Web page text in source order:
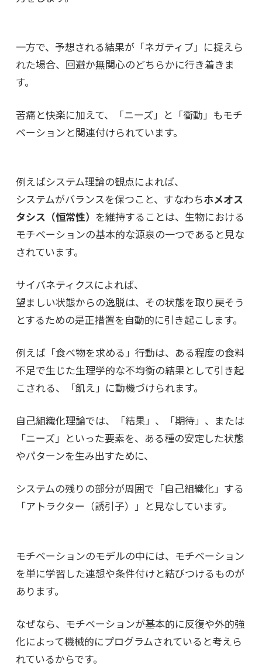
一方で、予想される結果が「ネガティブ」に捉えら
れた場合、回避か無関心のどちらかに行き着きま
す。
苦痛と快楽に加えて、「ニーズ」と「衝動」もモチ
ベーションと関連付けられています。
例えばシステム理論の観点によれば、
システムがバランスを保つこと、すなわちホメオス
タシス（恒常性） を維持することは、生物における
モチベーションの基本的な源泉の一つであると見な
されています。
サイバネティクスによれば、
望ましい状態からの逸脱は、その状態を取り戻そう
とするための是正措置を自動的に引き起こします。
例えば「食べ物を求める」行動は、ある程度の食料
不足で生じた生理学的な不均衡の結果として引き起
こされる、「飢え」に動機づけられます。
自己組織化理論では、「結果」、「期待」、または
「ニーズ」といった要素を、ある種の安定した状態
やパターンを生み出すために、
システムの残りの部分が周囲で「自己組織化」する
「アトラクター（誘引子）」と見なしています。
モチベーションのモデルの中には、モチベーション
を単に学習した連想や条件付けと結びつけるものが
あります。
なぜなら、モチベーションが基本的に反復や外的強
化によって機械的にプログラムされていると考えら
れているからです。